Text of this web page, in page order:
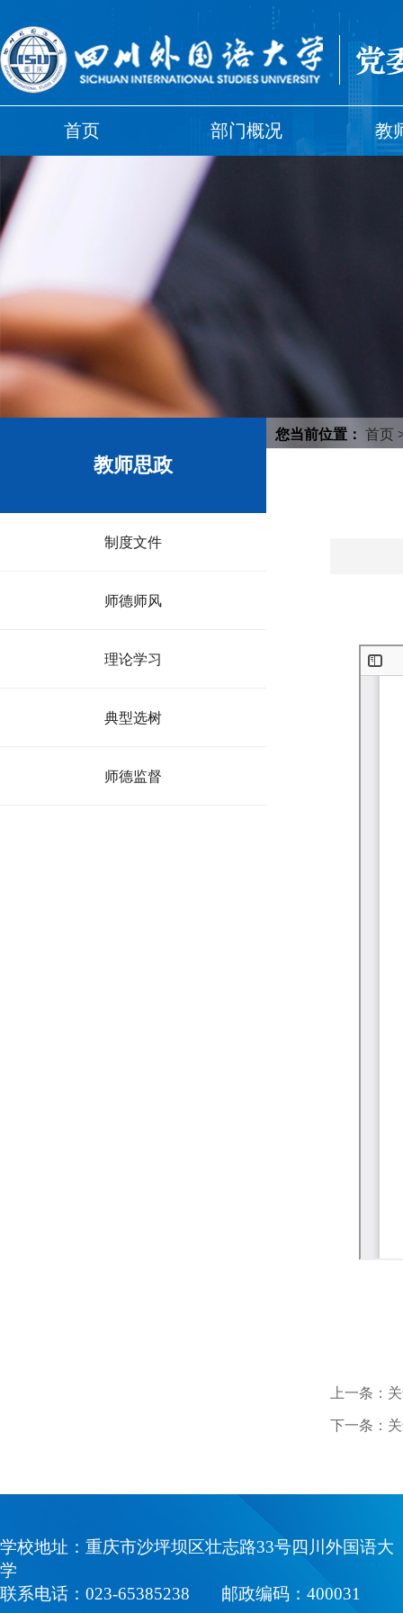
首页 部门概况 教
教师思政
制度文件
师德师风
理论学习
典型选树
师德监督
您当前位置： 首页
上一条：
下一条：
学校地址：重庆市沙坪坝区壮志路33号四川外国语大
学
联系电话：023-65385238 邮政编码：400031